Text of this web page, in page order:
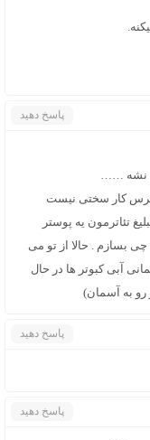
پاسخ دهید
نشه ……
کار سختی نیست
تئاترمون یه پوستر
بسازم . حالا از تو می
آبی کبوتر ها در حال
رو به آسمان)
پاسخ دهید
پاسخ دهید